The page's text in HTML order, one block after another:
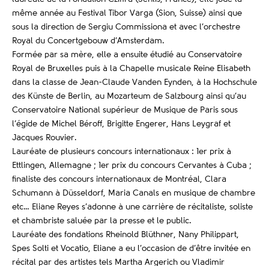
même année au Festival Tibor Varga (Sion, Suisse) ainsi que
sous la direction de Sergiu Commissiona et avec l’orchestre
Royal du Concertgebouw d’Amsterdam.
Formée par sa mère, elle a ensuite étudié au Conservatoire
Royal de Bruxelles puis à la Chapelle musicale Reine Elisabeth
dans la classe de Jean-Claude Vanden Eynden, à la Hochschule
des Künste de Berlin, au Mozarteum de Salzbourg ainsi qu’au
Conservatoire National supérieur de Musique de Paris sous
l’égide de Michel Béroff, Brigitte Engerer, Hans Leygraf et
Jacques Rouvier.
Lauréate de plusieurs concours internationaux : 1er prix à
Ettlingen, Allemagne ; 1er prix du concours Cervantes à Cuba ;
finaliste des concours internationaux de Montréal, Clara
Schumann à Düsseldorf, Maria Canals en musique de chambre
etc… Eliane Reyes s’adonne à une carrière de récitaliste, soliste
et chambriste saluée par la presse et le public.
Lauréate des fondations Rheinold Blüthner, Nany Philippart,
Spes Solti et Vocatio, Eliane a eu l’occasion de d’être invitée en
récital par des artistes tels Martha Argerich ou Vladimir